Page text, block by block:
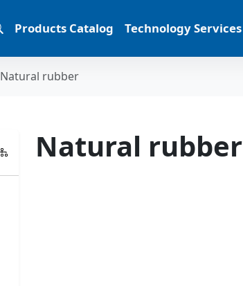
Products Catalog Technology Services
Natural rubber
Natural rubber